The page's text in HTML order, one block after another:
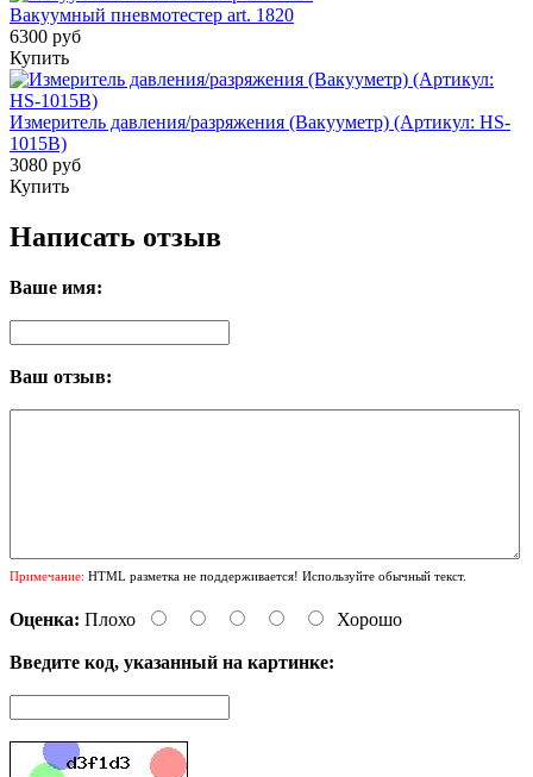
Вакуумный пневмотестер art. 1820
6300 руб
Купить
Измеритель давления/разряжения (Вакууметр) (Артикул: HS-
1015B)
3080 руб
Купить
Написать отзыв
Ваше имя:
Ваш отзыв:
Примечание: HTML разметка не поддерживается! Используйте обычный текст.
Оценка: Плохо Хорошо
Введите код, указанный на картинке: